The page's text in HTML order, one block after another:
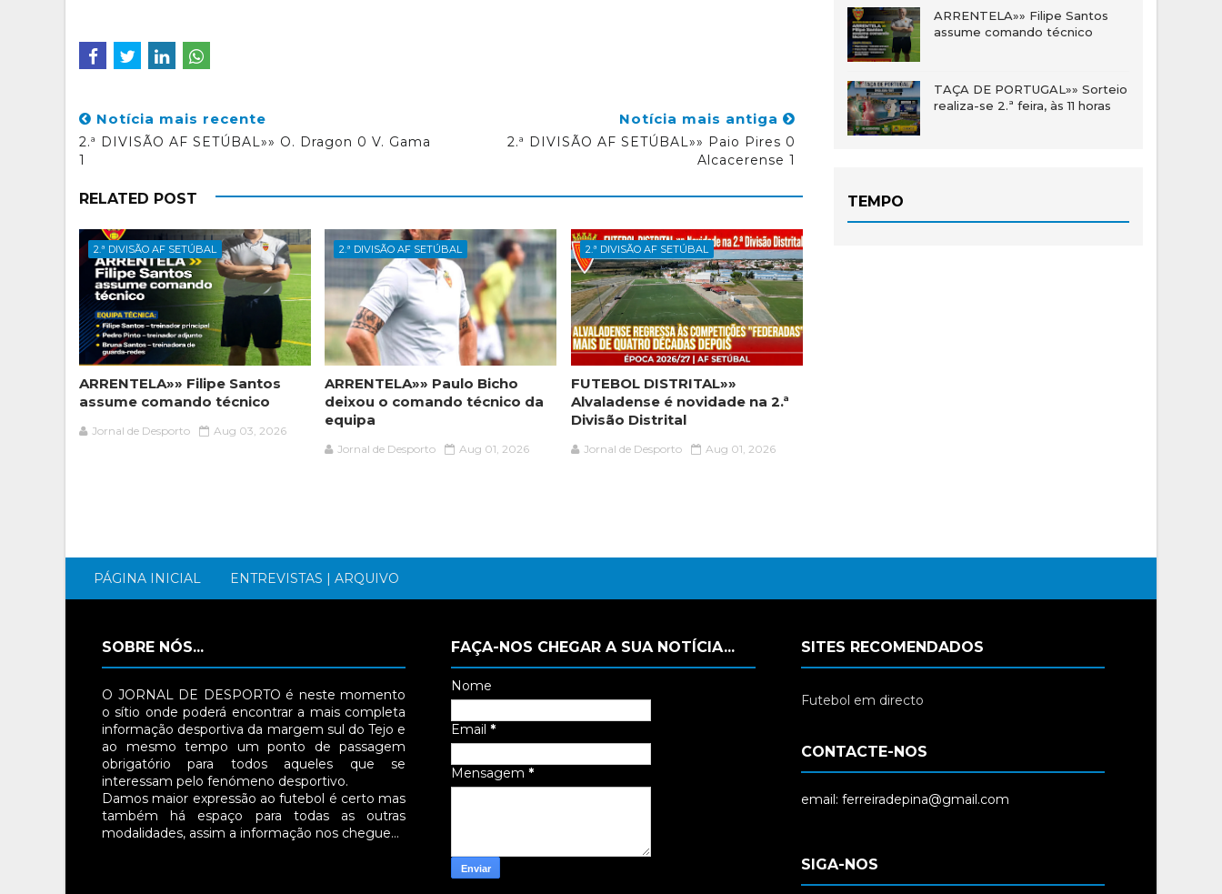
Notícia mais recente
2.ª DIVISÃO AF SETÚBAL»» O. Dragon 0 V. Gama
1
Notícia mais antiga
2.ª DIVISÃO AF SETÚBAL»» Paio Pires 0
Alcacerense 1
RELATED POST
2.ª DIVISÃO AF SETÚBAL
ARRENTELA»» Filipe Santos
assume comando técnico
Jornal de Desporto Aug 03, 2026
2.ª DIVISÃO AF SETÚBAL
ARRENTELA»» Paulo Bicho
deixou o comando técnico da
equipa
Jornal de Desporto Aug 01, 2026
2.ª DIVISÃO AF SETÚBAL
FUTEBOL DISTRITAL»»
Alvaladense é novidade na 2.ª
Divisão Distrital
Jornal de Desporto Aug 01, 2026
ARRENTELA»» Filipe Santos
assume comando técnico
TAÇA DE PORTUGAL»» Sorteio
realiza-se 2.ª feira, às 11 horas
TEMPO
PÁGINA INICIAL ENTREVISTAS | ARQUIVO
SOBRE NÓS...
O JORNAL DE DESPORTO é neste momento
o sítio onde poderá encontrar a mais completa
informação desportiva da margem sul do Tejo e
ao mesmo tempo um ponto de passagem
obrigatório para todos aqueles que se
interessam pelo fenómeno desportivo.
Damos maior expressão ao futebol é certo mas
também há espaço para todas as outras
modalidades, assim a informação nos chegue…
FAÇA-NOS CHEGAR A SUA NOTÍCIA...
Nome
Email *
Mensagem *
SITES RECOMENDADOS
Futebol em directo
CONTACTE-NOS
email: ferreiradepina@gmail.com
SIGA-NOS